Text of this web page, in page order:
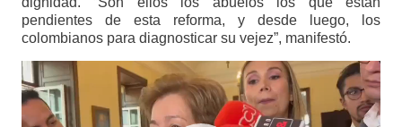
pendientes de esta reforma, y desde luego, los
colombianos para diagnosticar su vejez”, manifestó.
Reproductor
de
vídeo